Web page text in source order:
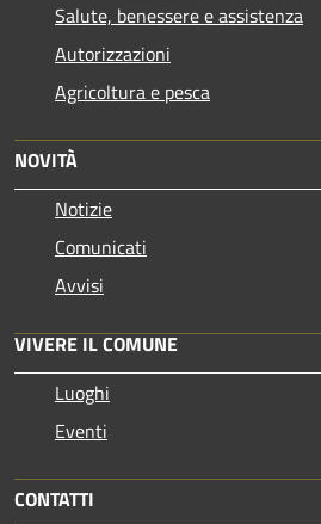
Salute, benessere e assistenza
Autorizzazioni
Agricoltura e pesca
NOVITÀ
Notizie
Comunicati
Avvisi
VIVERE IL COMUNE
Luoghi
Eventi
CONTATTI